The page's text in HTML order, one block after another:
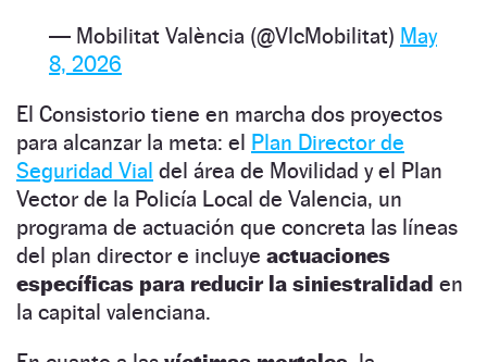
— Mobilitat València (@VlcMobilitat) May
8, 2026
El Consistorio tiene en marcha dos proyectos
para alcanzar la meta: el Plan Director de
Seguridad Vial del área de Movilidad y el Plan
Vector de la Policía Local de Valencia, un
programa de actuación que concreta las líneas
del plan director e incluye actuaciones
específicas para reducir la siniestralidad en
la capital valenciana.